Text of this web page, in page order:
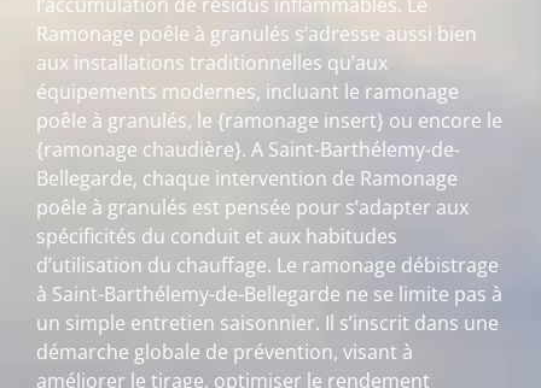
l’accumulation de résidus inflammables. Le
Ramonage poêle à granulés s’adresse aussi bien
aux installations traditionnelles qu’aux
équipements modernes, incluant le ramonage
poêle à granulés, le {ramonage insert} ou encore le
{ramonage chaudière}. A Saint-Barthélemy-de-
Bellegarde, chaque intervention de Ramonage
poêle à granulés est pensée pour s’adapter aux
spécificités du conduit et aux habitudes
d’utilisation du chauffage. Le ramonage débistrage
à Saint-Barthélemy-de-Bellegarde ne se limite pas à
un simple entretien saisonnier. Il s’inscrit dans une
démarche globale de prévention, visant à
améliorer le tirage, optimiser le rendement